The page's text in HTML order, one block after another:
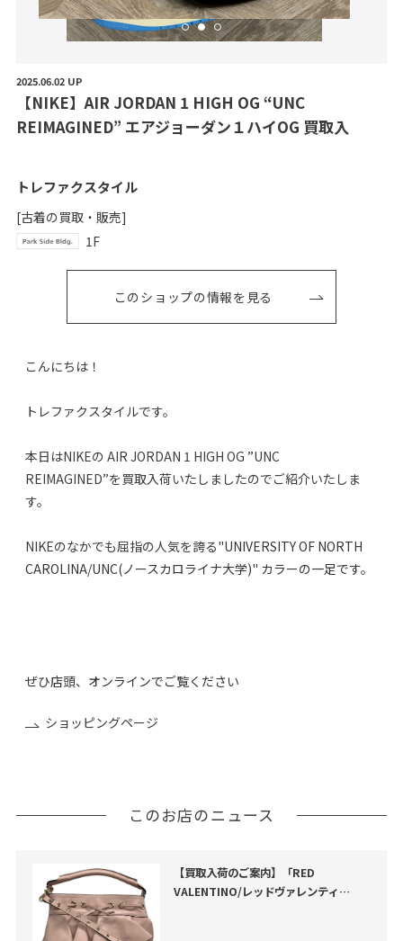
2025.06.02 UP
【NIKE】AIR JORDAN 1 HIGH OG “UNC
REIMAGINED” エアジョ ーダン１ハイOG 買取入
トレファクスタイル
[古着の買取・販売]
1F
このショップの情報を見る
こんにちは！
トレファクスタイルです。
本日はNIKEの AIR JORDAN 1 HIGH OG ”UNC
REIMAGINED”を買取入荷いたしましたのでご紹介いたしま
す。
NIKEのなかでも屈指の人気を誇る"UNIVERSITY OF NORTH
CAROLINA/UNC(ノースカロライナ大学)" カラーの一足です。
ぜひ店頭、オンラインでご覧ください
ショッピングページ
このお店のニュース
【買取入荷のご案内】「RED
VALENTINO/レッドヴァレンティ